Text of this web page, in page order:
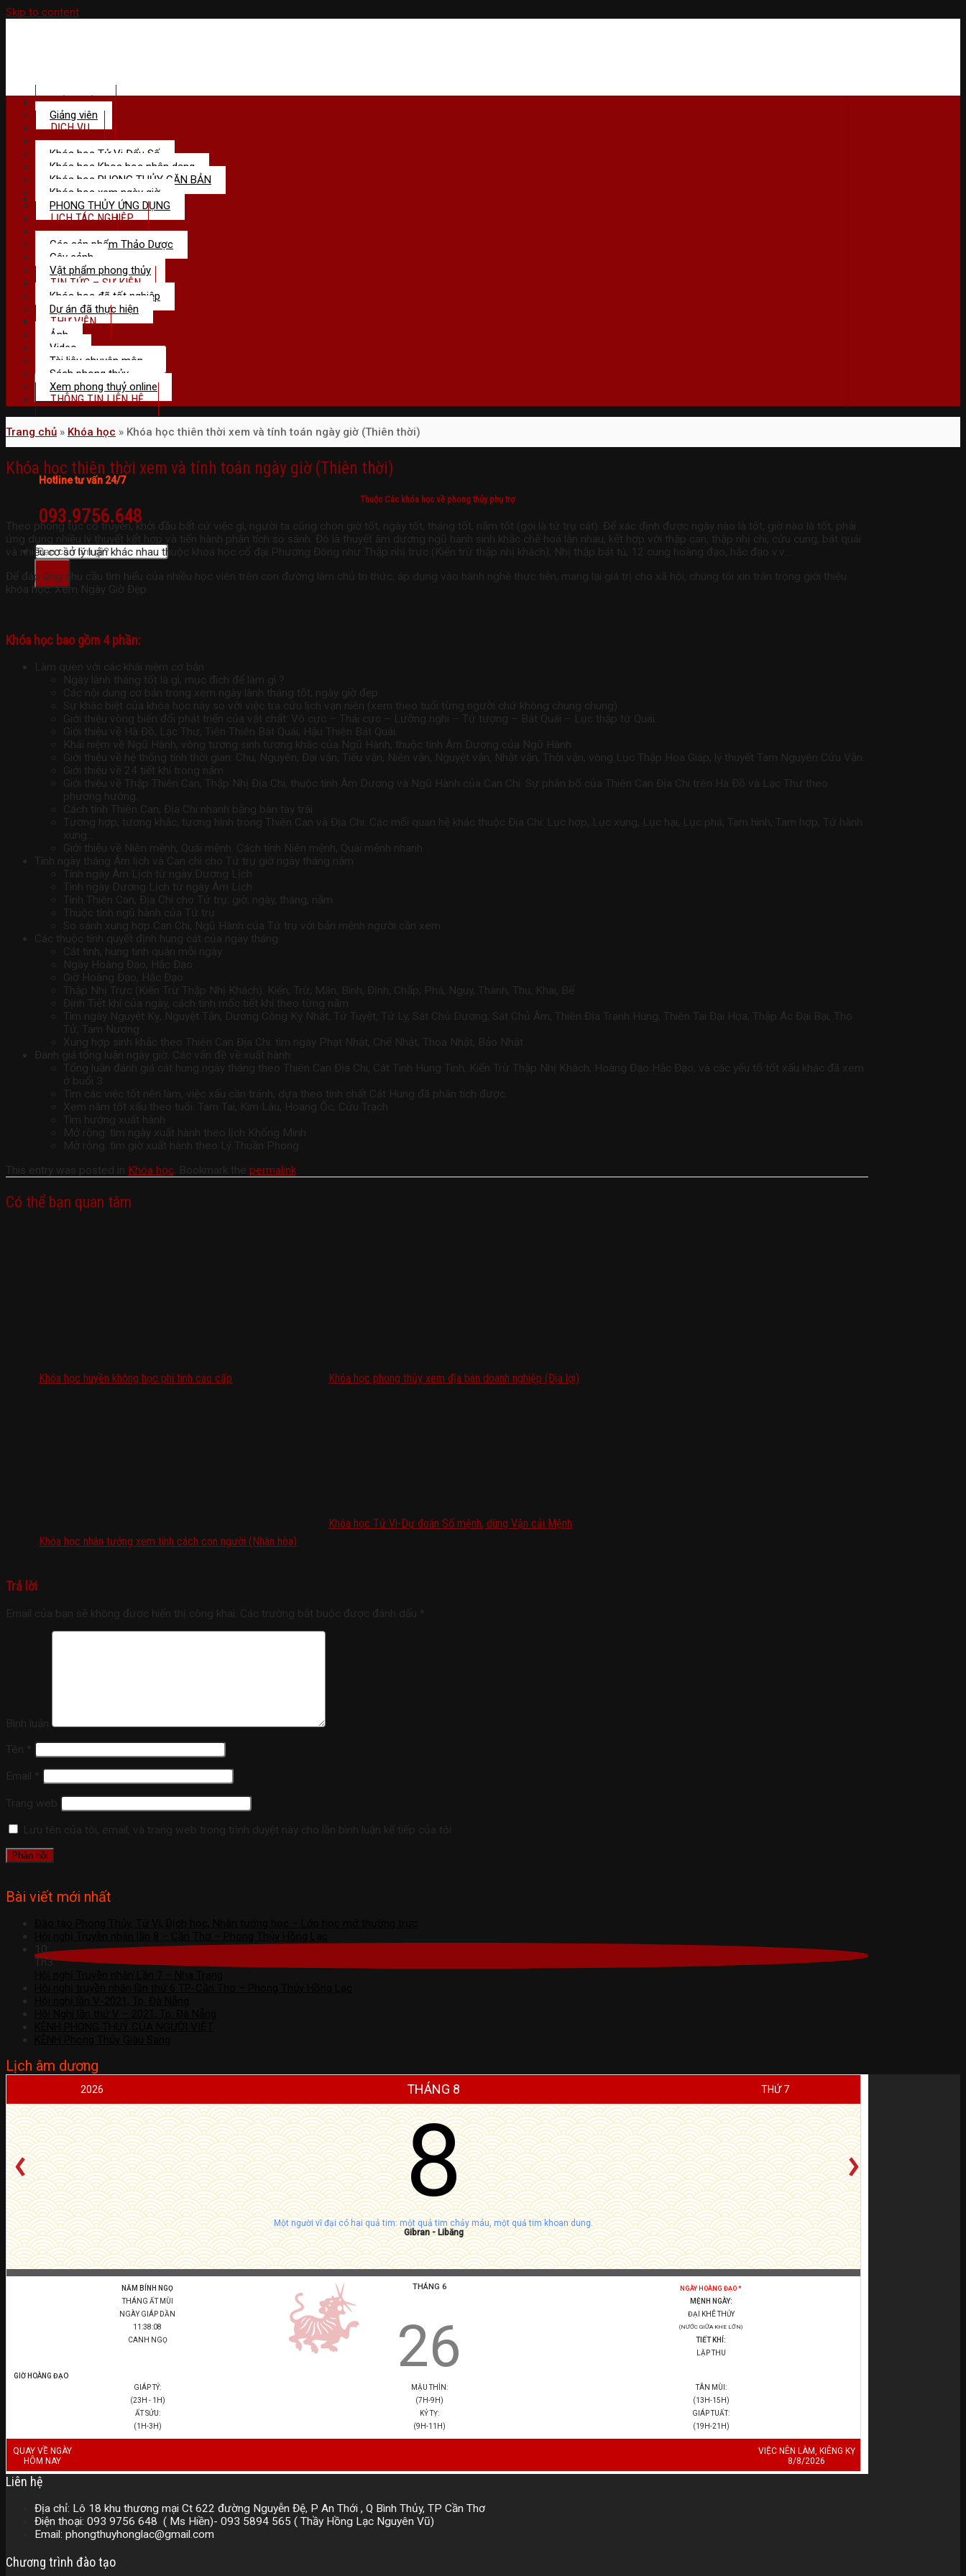
Skip to content
Menu
Hotline tư vấn 24/7
093.9756.648
GIỚI THIỆU
Giảng viên
DỊCH VỤ
KHÓA HỌC
Khóa học Tử Vi Đẩu Số
Khóa học Khoa học nhân dạng
Khóa học PHONG THỦY CĂN BẢN
Khóa học xem ngày giờ
PHONG THỦY ỨNG DỤNG
LỊCH TÁC NGHIỆP
SẢN PHẢM
Các sản phẩm Thảo Dược
Cây cảnh
Vật phẩm phong thủy
TIN TỨC – SỰ KIỆN
Khóa học đã tốt nghiệp
Dự án đã thực hiện
THƯ VIỆN
Ảnh
Video
Tài liệu chuyên môn
Sách phong thủy
Xem phong thuỷ online
THÔNG TIN LIÊN HỆ
Trang chủ » Khóa học » Khóa học thiên thời xem và tính toán ngày giờ (Thiên thời)
Khóa học thiên thời xem và tính toán ngày giờ (Thiên thời)
Thuộc Các khóa học về phong thủy phụ trợ
Theo phong tục cổ truyền, khởi đầu bất cứ việc gì, người ta cũng chọn giờ tốt, ngày tốt, tháng tốt, năm tốt (gọi là tứ trụ cát). Để xác định được ngày nào là tốt, giờ nào là tốt, phải
ứng dụng nhiều lý thuyết kết hợp và tiến hành phân tích so sánh. Đó là thuyết âm dương ngũ hành sinh khắc chế hoá lẫn nhau, kết hợp với thập can, thập nhị chi, cửu cung, bát quái
và nhiều cơ sở lý luận khác nhau thuộc khoa học cổ đại Phương Đông như Thập nhị trực (Kiến trừ thập nhị khách), Nhị thập bát tú, 12 cung hoàng đạo, hắc đạo v.v…
Để đáp ứng nhu cầu tìm hiểu của nhiều học viên trên con đường làm chủ tri thức, áp dụng vào hành nghề thực tiễn, mang lại giá trị cho xã hội, chúng tôi xin trân trọng giới thiệu
khóa học: Xem Ngày Giờ Đẹp
Khóa học bao gồm 4 phần:
Làm quen với các khái niệm cơ bản
Ngày lành tháng tốt là gì, mục đích để làm gì ?
Các nội dung cơ bản trong xem ngày lành tháng tốt, ngày giờ đẹp
Sự khác biệt của khóa học này so với việc tra cứu lịch vạn niên (xem theo tuổi từng người chứ không chung chung)
Giới thiệu vòng biến đổi phát triển của vật chất: Vô cực – Thái cực – Lưỡng nghi – Tứ tượng – Bát Quái – Lục thập tứ Quái.
Giới thiệu về Hà Đồ, Lạc Thư, Tiên Thiên Bát Quái, Hậu Thiên Bát Quái.
Khái niệm về Ngũ Hành, vòng tương sinh tương khắc của Ngũ Hành, thuộc tính Âm Dương của Ngũ Hành
Giới thiệu về hệ thống tính thời gian: Chu, Nguyên, Đại vận, Tiểu vận, Niên vận, Nguyệt vận, Nhật vận, Thời vận, vòng Lục Thập Hoa Giáp, lý thuyết Tam Nguyên Cửu Vận.
Giới thiệu về 24 tiết khí trong năm
Giới thiệu về Thập Thiên Can, Thập Nhị Địa Chi, thuộc tính Âm Dương và Ngũ Hành của Can Chi. Sự phân bố của Thiên Can Địa Chi trên Hà Đồ và Lạc Thư theo
phương hướng.
Cách tính Thiên Can, Địa Chi nhanh bằng bàn tay trái
Tương hợp, tương khắc, tương hình trong Thiên Can và Địa Chi. Các mối quan hệ khác thuộc Địa Chi: Lục hợp, Lục xung, Lục hại, Lục phá, Tam hình, Tam hợp, Tứ hành
xung…
Giới thiệu về Niên mệnh, Quái mệnh. Cách tính Niên mệnh, Quái mệnh nhanh
Tính ngày tháng Âm lịch và Can chi cho Tứ trụ giờ ngày tháng năm
Tính ngày Âm Lịch từ ngày Dương Lịch
Tính ngày Dương Lịch từ ngày Âm Lịch
Tính Thiên Can, Địa Chi cho Tứ trụ: giờ, ngày, tháng, năm
Thuộc tính ngũ hành của Tứ trụ
So sánh xung hợp Can Chi, Ngũ Hành của Tứ trụ với bản mệnh người cần xem
Các thuộc tính quyết định hung cát của ngày tháng
Cát tinh, hung tinh quản mỗi ngày
Ngày Hoàng Đạo, Hắc Đạo
Giờ Hoàng Đạo, Hắc Đạo
Thập Nhị Trực (Kiến Trừ Thập Nhị Khách): Kiến, Trừ, Mãn, Bình, Định, Chấp, Phá, Nguy, Thành, Thu, Khai, Bế
Định Tiết khí của ngày, cách tính mốc tiết khí theo từng năm
Tìm ngày Nguyệt Kỵ, Nguyệt Tận, Dương Công Kỵ Nhật, Tứ Tuyệt, Tứ Ly, Sát Chủ Dương, Sát Chủ Âm, Thiên Địa Tranh Hùng, Thiên Tai Đại Họa, Thập Ác Đại Bại, Thọ
Tử, Tam Nương
Xung hợp sinh khắc theo Thiên Can Địa Chi: tìm ngày Phạt Nhật, Chế Nhật, Thoa Nhật, Bảo Nhật
Đánh giá tổng luận ngày giờ. Các vấn đề về xuất hành:
Tổng luận đánh giá cát hung ngày tháng theo Thiên Can Địa Chi, Cát Tinh Hung Tinh, Kiến Trừ Thập Nhị Khách, Hoàng Đạo Hắc Đạo, và các yếu tố tốt xấu khác đã xem
ở buổi 3
Tìm các việc tốt nên làm, việc xấu cần tránh, dựa theo tính chất Cát Hung đã phân tích được.
Xem năm tốt xấu theo tuổi: Tam Tai, Kim Lâu, Hoang Ốc, Cửu Trạch
Tìm hướng xuất hành
Mở rộng: tìm ngày xuất hành theo lịch Khổng Minh
Mở rộng: tìm giờ xuất hành theo Lý Thuần Phong
This entry was posted in Khóa học . Bookmark the permalink
Có thể bạn quan tâm
Khóa học huyền không học phi tinh cao cấp Khóa học phong thủy xem địa bàn doanh nghiệp (Địa lợi)
Khóa học nhân tướng xem tính cách con người (Nhân hòa)
Khóa học Tử Vi-Dự đoán Số mệnh, dùng Vận cải Mệnh
Trả lời
Email của bạn sẽ không được hiển thị công khai. Các trường bắt buộc được đánh dấu
Bình luận
Tên
Trang web
Lưu tên của tôi, email, và trang web trong trình duyệt này cho lần bình luận kế tiếp của tôi.
Bài viết mới nhất
10
Th3
Lịch âm dương
2026 THÁNG 8 THỨ 7
8
Một người vĩ đại có hai quả tim: một quả tim chảy máu, một quả tim khoan dung.
Gibran - Libăng
NĂM BÍNH NGỌ
THÁNG ẤT MÙI
NGÀY GIÁP DẦN
11:38:09
CANH NGỌ
THÁNG 6
26
NGÀY HOÀNG ĐẠO *
MỆNH NGÀY:
ĐẠI KHÊ THỦY
(NƯỚC GIỮA KHE LỚN)
TIẾT KHÍ:
LẬP THU
GIỜ HOÀNG ĐẠO
GIÁP TÝ:
(23H - 1H)
ẤT SỬU:
(1H-3H)
MẬU THÌN:
(7H-9H)
KỶ TỴ:
(9H-11H)
TÂN MÙI:
(13H-15H)
GIÁP TUẤT:
(19H-21H)
QUAY VỀ NGÀY
HÔM NAY
VIỆC NÊN LÀM, KIÊNG KỴ
8/8/2026
Liên hệ
Địa chỉ: Lô 18 khu thương mại Ct 622 đường Nguyễn Đệ, P An Thới , Q Bình Thủy, TP Cần Thơ
Điện thoại: 093 9756 648 ( Ms Hiền)- 093 5894 565 ( Thầy Hồng Lạc Nguyên Vũ)
Email: phongthuyhonglac@gmail.com
Chương trình đào tạo